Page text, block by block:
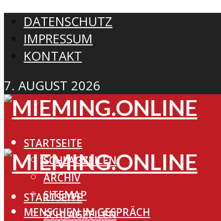
DATENSCHUTZ
IMPRESSUM
KONTAKT
7. AUGUST 2026
STARTSEITE
SCHLAGZEILEN
ARCHIV
SITEMAP
MENSCHEN IM GESPRÄCH
STARTSEITE
SCHLAGZEILEN